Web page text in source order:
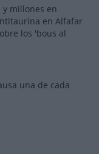
y millones en
en Alfafar
los 'bous al
una de cada